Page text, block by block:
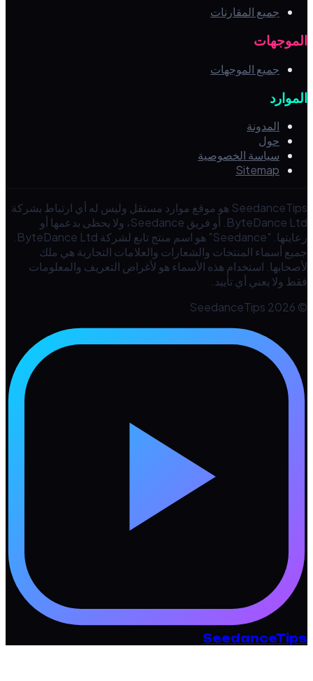
جميع المقارنات
الموجهات
جميع الموجهات
الموارد
المدونة
حول
سياسة الخصوصية
Sitemap
SeedanceTips هو موقع موارد مستقل وليس له أي ارتباط بشركة
ByteDance Ltd. أو فريق Seedance، ولا يحظى بدعمها أو
رعايتها. "Seedance" هو اسم منتج تابع لشركة ByteDance Ltd.
جميع أسماء المنتجات والشعارات والعلامات التجارية هي ملك
لأصحابها. استخدام هذه الأسماء هو لأغراض التعريف والمعلومات
فقط ولا يعني أي تأييد.
© 2026 SeedanceTips
SeedanceTips